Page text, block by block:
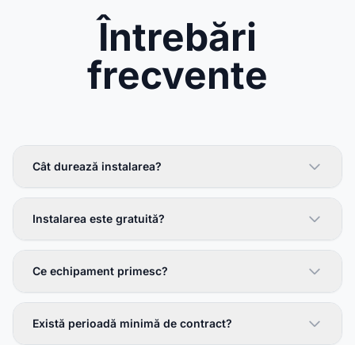
Întrebări
frecvente
Cât durează instalarea?
Instalarea este gratuită?
Ce echipament primesc?
Există perioadă minimă de contract?